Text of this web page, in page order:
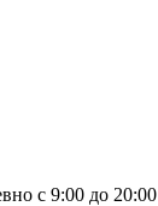
с 9:00 до 20:00